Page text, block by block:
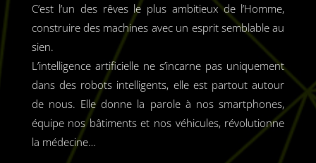
C’est l’un des rêves le plus ambitieux de l’Homme,
construire des machines avec un esprit semblable au
sien.
L’intelligence artificielle ne s’incarne pas uniquement
dans des robots intelligents, elle est partout autour
de nous. Elle donne la parole à nos smartphones,
équipe nos bâtiments et nos véhicules, révolutionne
la médecine…